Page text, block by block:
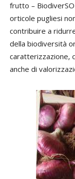
frutto –
orticole pugliesi
contribuire a
della biodiversità
caratterizzazione,
anche di